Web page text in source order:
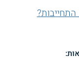
התחייבות?